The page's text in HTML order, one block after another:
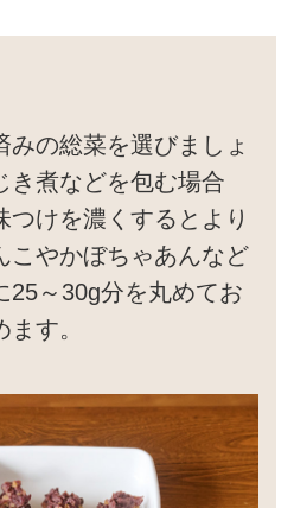
の総菜を選びましょ
き煮などを包む場合
つけを濃くするとより
こやかぼちゃあんなど
25～30g分を丸めてお
す。